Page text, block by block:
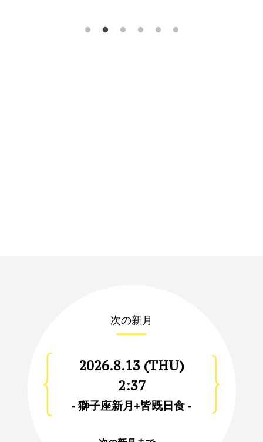
次の新月
2026.8.13 (THU)
2:37
- 獅子座新月+皆既日食 -